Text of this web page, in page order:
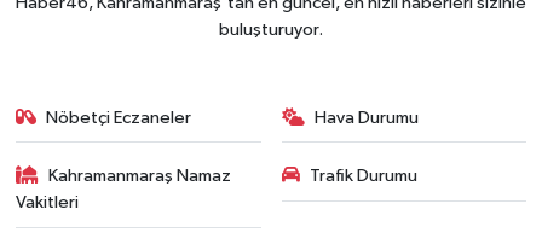
buluşturuyor.
Nöbetçi Eczaneler Hava Durumu
Kahramanmaraş Namaz
Vakitleri
Trafik Durumu